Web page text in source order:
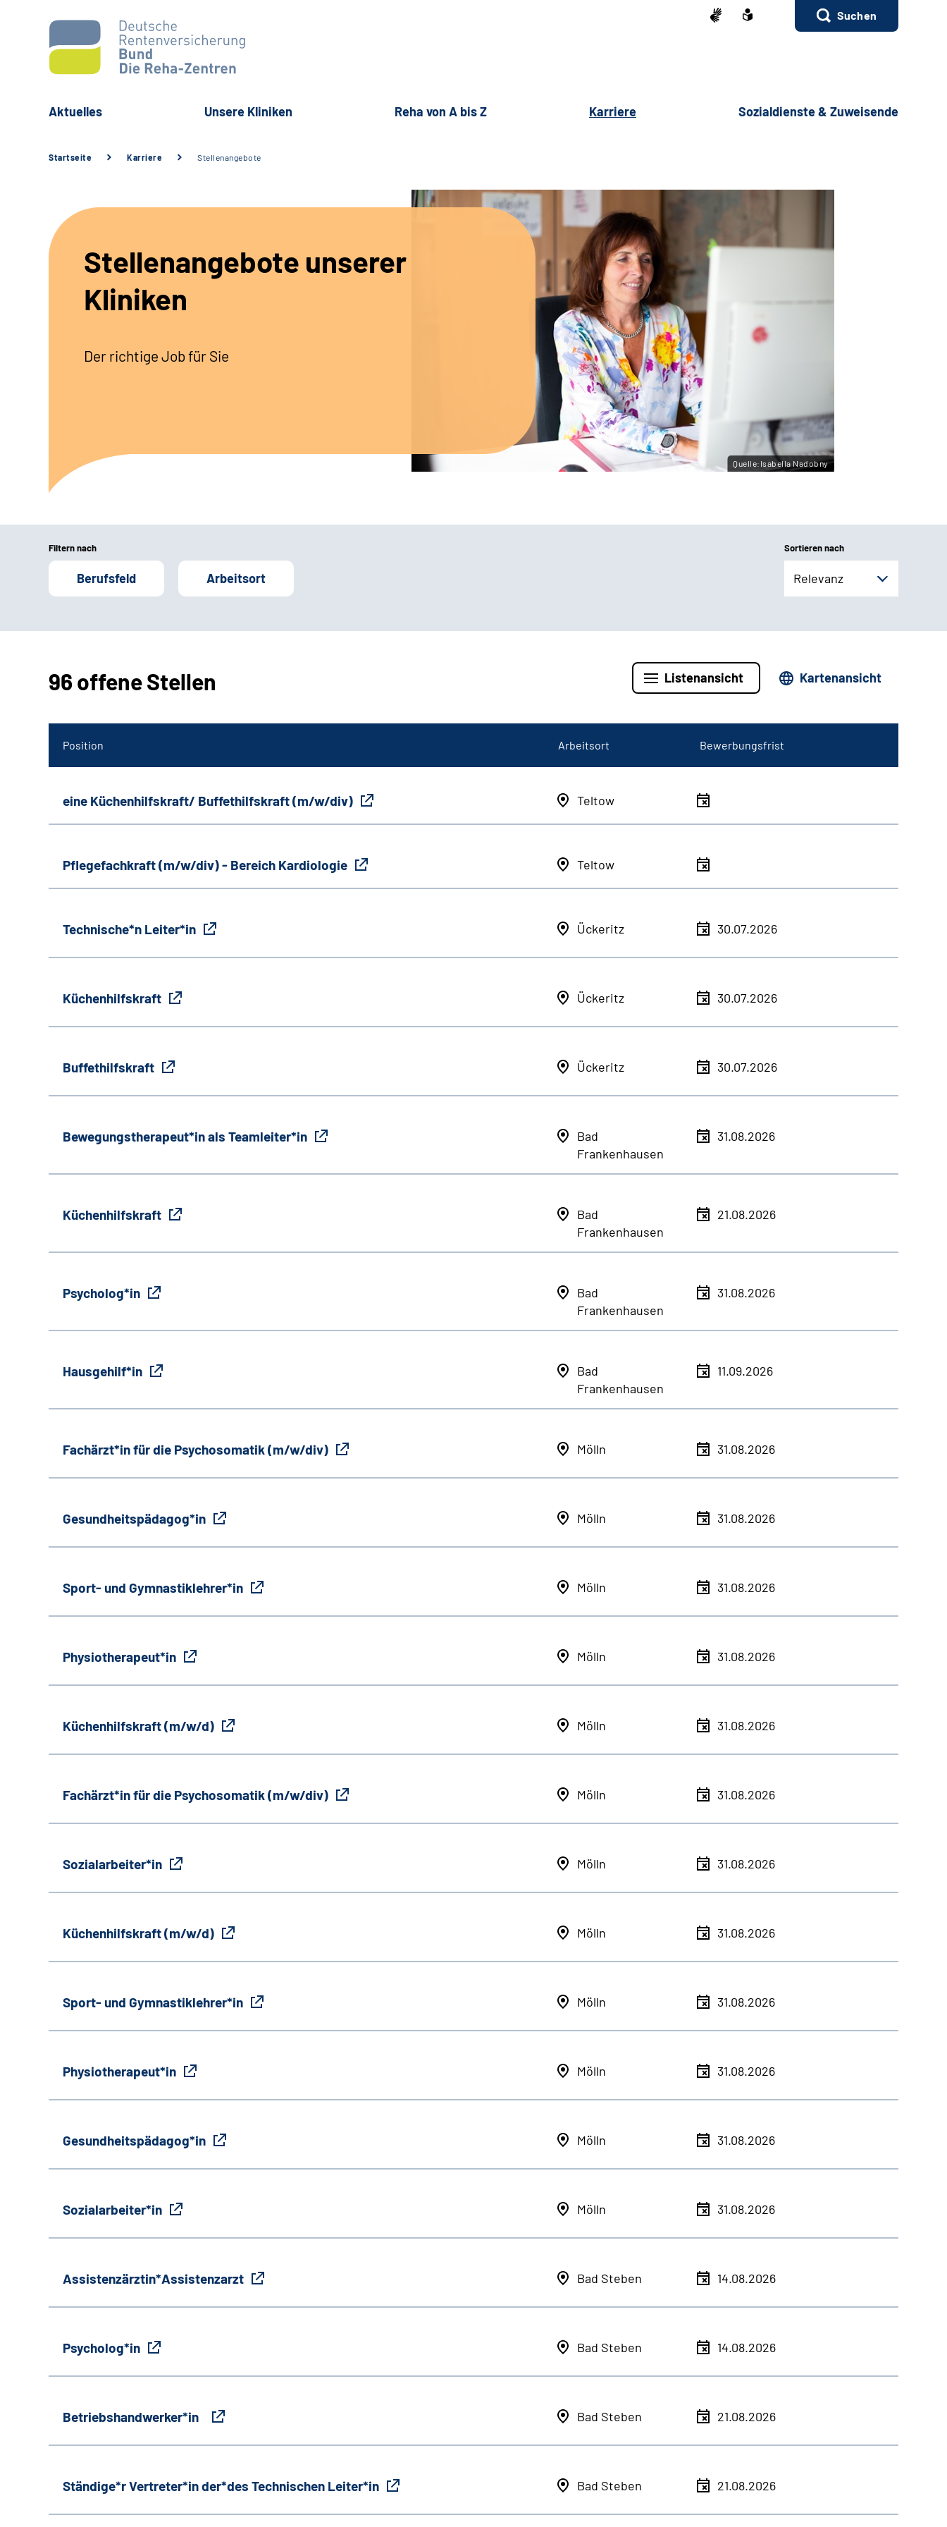
Suchen
Aktuelles Unsere Kliniken Reha von A bis Z Karriere Sozialdienste & Zuweisende
Startseite Karriere Stellenangebote
Stellenangebote unserer
Kliniken
Der richtige Job für Sie
Quelle:Isabella Nadobny
Filtern nach
Berufsfeld Arbeitsort
Sortieren nach
Relevanz
96 offene Stellen Listenansicht Kartenansicht
Position Arbeitsort Bewerbungsfrist
eine Küchenhilfskraft/ Buffethilfskraft (m/w/div) Teltow
Pflegefachkraft (m/w/div) - Bereich Kardiologie Teltow
Technische*n Leiter*in Ückeritz 30.07.2026
Küchenhilfskraft Ückeritz 30.07.2026
Buffethilfskraft Ückeritz 30.07.2026
Bewegungstherapeut*in als Teamleiter*in
Bad
Frankenhausen
31.08.2026
Küchenhilfskraft
Bad
Frankenhausen
21.08.2026
Psycholog*in
Bad
Frankenhausen
31.08.2026
Hausgehilf*in
Bad
Frankenhausen
11.09.2026
Fachärzt*in für die Psychosomatik (m/w/div) Mölln 31.08.2026
Gesundheitspädagog*in Mölln 31.08.2026
Sport- und Gymnastiklehrer*in Mölln 31.08.2026
Physiotherapeut*in Mölln 31.08.2026
Küchenhilfskraft (m/w/d) Mölln 31.08.2026
Fachärzt*in für die Psychosomatik (m/w/div) Mölln 31.08.2026
Sozialarbeiter*in Mölln 31.08.2026
Küchenhilfskraft (m/w/d) Mölln 31.08.2026
Sport- und Gymnastiklehrer*in Mölln 31.08.2026
Physiotherapeut*in Mölln 31.08.2026
Gesundheitspädagog*in Mölln 31.08.2026
Sozialarbeiter*in Mölln 31.08.2026
Assistenzärztin*Assistenzarzt Bad Steben 14.08.2026
Psycholog*in Bad Steben 14.08.2026
Betriebshandwerker*in Bad Steben 21.08.2026
Ständige*r Vertreter*in der*des Technischen Leiter*in Bad Steben 21.08.2026